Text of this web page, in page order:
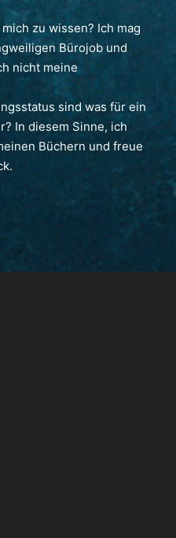
zu wissen? Ich mag
Bürojob und
nicht meine
sind was für ein
In diesem Sinne, ich
Büchern und freue